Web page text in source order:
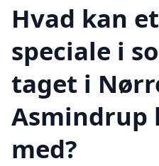
Hvad kan
speciale i
taget i
med?